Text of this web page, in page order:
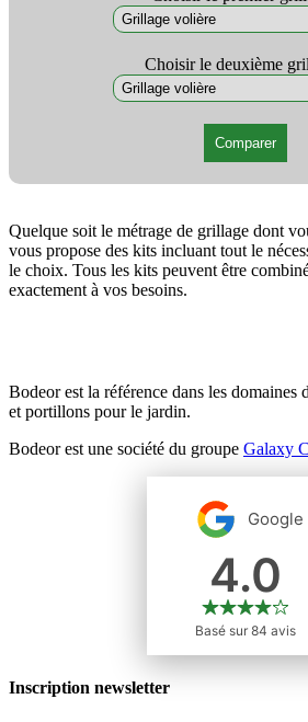
Choisir le deuxième
Comparer
Quelque soit le métrage de grillage dont
vous propose des kits incluant tout le
le choix. Tous les kits peuvent être
exactement à vos besoins.
Bodeor est la référence dans les domaines
et portillons pour le jardin.
Bodeor est une société du groupe Galaxy
Inscription newsletter